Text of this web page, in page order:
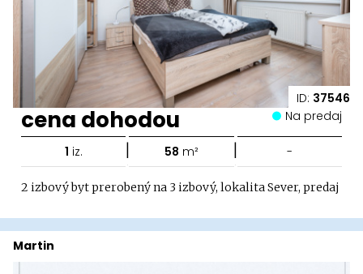
ID: 37546
cena dohodou Na predaj
1 iz. | 58 m² | -
2 izbový byt prerobený na 3 izbový, lokalita Sever, predaj
Martin